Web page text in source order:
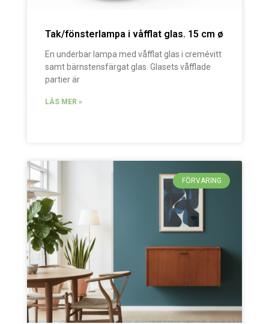
Tak/fönsterlampa i våfflat glas. 15 cm ø
En underbar lampa med våfflat glas i cremévitt
samt bärnstensfärgat glas. Glasets våfflade
partier är
LÄS MER »
FÖRVARING